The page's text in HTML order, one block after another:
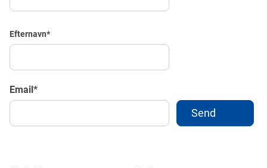
Efternavn*
Email*